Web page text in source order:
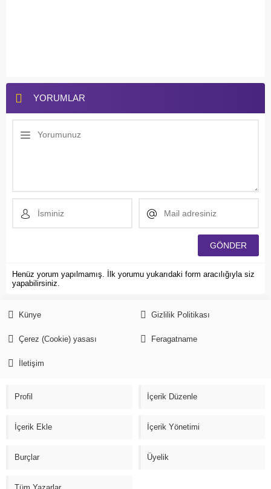
YORUMLAR
Henüz yorum yapılmamış. İlk yorumu yukarıdaki form aracılığıyla siz
yapabilirsiniz.
Künye Gizlilik Politikası
Çerez (Cookie) yasası Feragatname
İletişim
Profil İçerik Düzenle
İçerik Ekle İçerik Yönetimi
Burçlar Üyelik